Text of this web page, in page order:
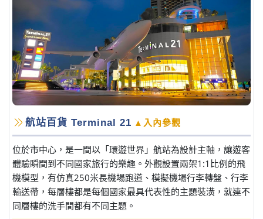
航站百貨 Terminal 21 ▲入內參觀
位於市中心，是一間以「環遊世界」航站為設計主軸，讓遊客
體驗瞬間到不同國家旅行的樂趣。外觀設置兩架1:1比例的飛
機模型，有仿真250米長機場跑道、模擬機場行李轉盤、行李
輸送帶，每層樓都是每個國家最具代表性的主題裝潢，就連不
同層樓的洗手間都有不同主題。